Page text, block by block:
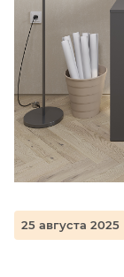
25 августа 2025